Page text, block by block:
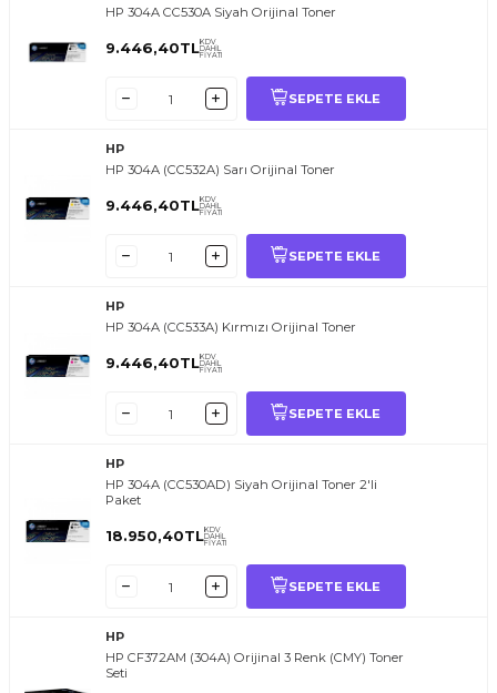
HP 304A CC530A Siyah Orijinal Toner
9.446,40TLKDV
DAHİL
FİYATI
SEPETE EKLE
HP
HP 304A (CC532A) Sarı Orijinal Toner
9.446,40TLKDV
DAHİL
FİYATI
SEPETE EKLE
HP
HP 304A (CC533A) Kırmızı Orijinal Toner
9.446,40TLKDV
DAHİL
FİYATI
SEPETE EKLE
HP
HP 304A (CC530AD) Siyah Orijinal Toner 2'li
Paket
18.950,40TLKDV
DAHİL
FİYATI
SEPETE EKLE
HP
HP CF372AM (304A) Orijinal 3 Renk (CMY) Toner
Seti